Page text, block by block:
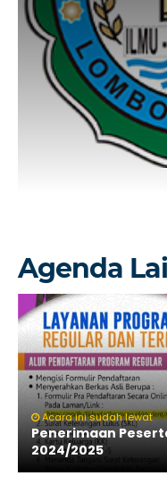
Agenda
Acara ini sudah lewat
Penerimaan
2024/2025